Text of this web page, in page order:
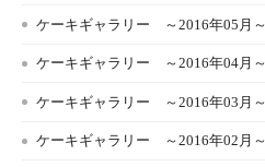
ケーキギャラリー ～2016年05月～
ケーキギャラリー ～2016年04月～
ケーキギャラリー ～2016年03月～
ケーキギャラリー ～2016年02月～